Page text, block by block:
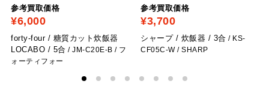
参考買取価格
¥6,000
forty-four / 糖質カット炊飯器
LOCABO / 5合 / JM-C20E-B / フ
ォーティフォー
参考買取価格
¥3,700
シャープ / 炊飯器 / 3合 / KS-
CF05C-W/ SHARP